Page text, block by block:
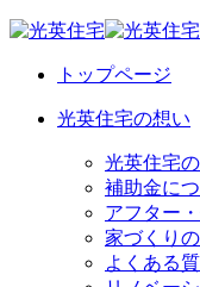
トップページ
光英住宅の想い
光英住宅
補助金に
アフター
家づくり
よくある